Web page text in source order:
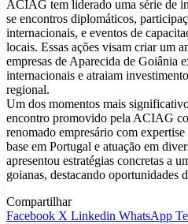
ACIAG tem liderado uma série de
se encontros diplomáticos,
internacionais, e eventos de
locais. Essas ações visam criar um
empresas de Aparecida de Goiânia
internacionais e atraiam
regional.
Um dos momentos mais
encontro promovido pela ACIAG
renomado empresário com
base em Portugal e atuação em
apresentou estratégias concretas a
goianas, destacando oportunidades
Compartilhar
Facebook X Linkedin WhatsApp